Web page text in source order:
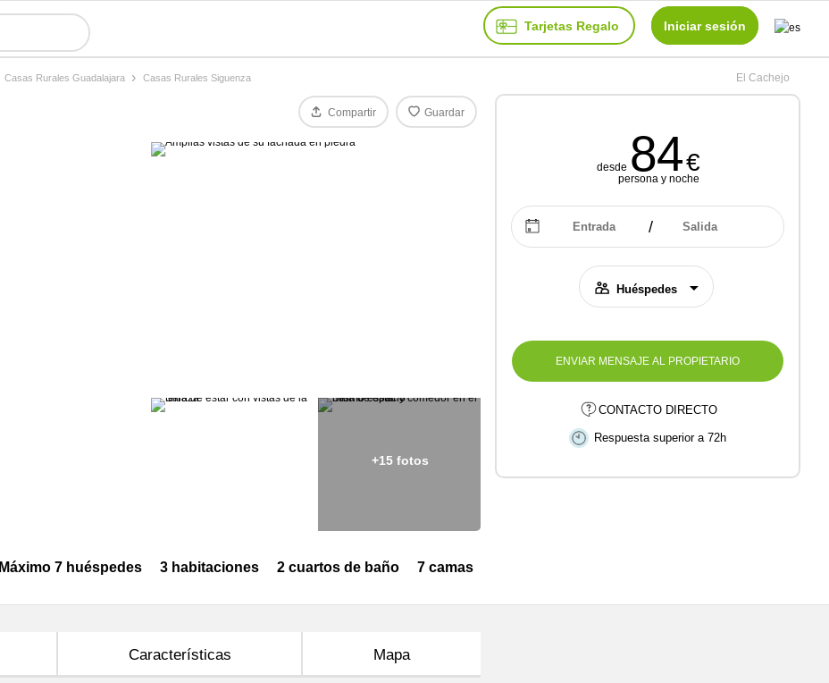
Tarjetas Regalo Iniciar sesión
Casas Rurales Guadalajara Casas Rurales Siguenza El Cachejo
Compartir Guardar
+15 fotos
desde 84€
persona y noche
CONTACTO DIRECTO
Respuesta superior a 72h
Máximo 7 huéspedes 3 habitaciones 2 cuartos de baño 7 camas
Características Mapa